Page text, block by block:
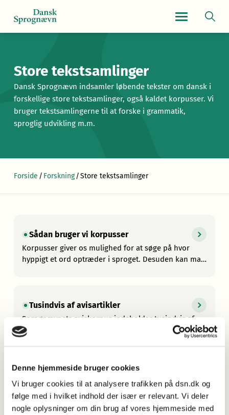
Denne hjemmeside bruger cookies
Vi bruger cookies til at analysere trafikken på dsn.dk og
følge med i hvilket indhold der især er relevant. Vi deler
nogle oplysninger om din brug af vores hjemmeside med
Store tekstsamlinger
Dansk Sprognævn indsamler løbende tekster om dansk i
forskellige store tekstsamlinger, også kaldet korpusser. Vi
bruger tekstsamlingerne til at forske i grammatik,
sproglig udvikling m.m.
Forside / Forskning/Store tekstsamlinger
Sådan bruger vi korpusser
Korpusser giver os mulighed for at søge på hvor
hyppigt et ord optræder i sproget. Desuden kan man
Tusindvis af avisartikler
Sprognævnets aviskorpus indeholder tusindvis af
artikler fra forskellige aviser.
Underkorpusser med sociale medier og
fagsprog
Vores samlede korpus kan inddeles i
underkorpusser, dels med statusopdateringer fra